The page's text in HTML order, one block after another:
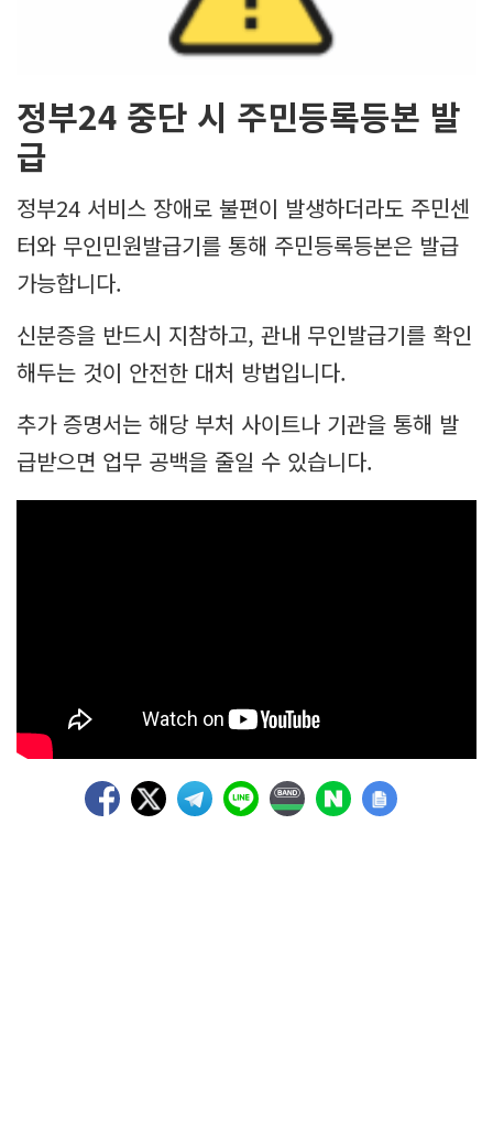
정부24 중단 시 주민등록등본 발
급
정부24 서비스 장애로 불편이 발생하더라도 주민센
터와 무인민원발급기를 통해 주민등록등본은 발급
가능합니다.
신분증을 반드시 지참하고, 관내 무인발급기를 확인
해두는 것이 안전한 대처 방법입니다.
추가 증명서는 해당 부처 사이트나 기관을 통해 발
급받으면 업무 공백을 줄일 수 있습니다.